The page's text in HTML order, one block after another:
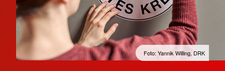
Mehr anzeigen
Foto: Yannik Willing, DRK